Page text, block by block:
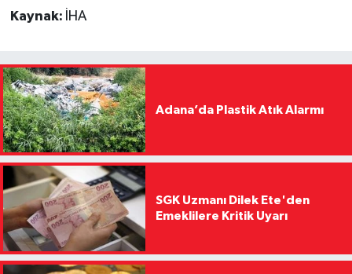
Kaynak: İHA
Adana’da Plastik Atık Alarmı
SGK Uzmanı Dilek Ete'den
Emeklilere Kritik Uyarı